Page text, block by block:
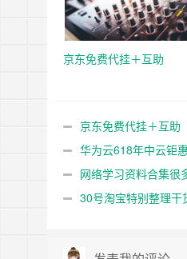
京东免费代挂＋互助
京东免费代挂＋互助
华为云618年中云钜惠
网络学习资料合集很
法）30号淘宝特别整理干